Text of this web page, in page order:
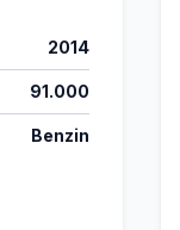
2014
91.000
Benzin